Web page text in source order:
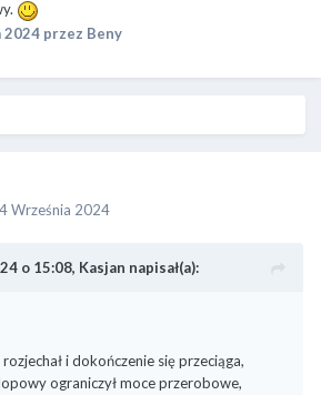
2024 przez Beny
4 Września 2024
o 15:08, Kasjan napisał(a):
i dokończenie się przeciąga,
ograniczył moce przerobowe,